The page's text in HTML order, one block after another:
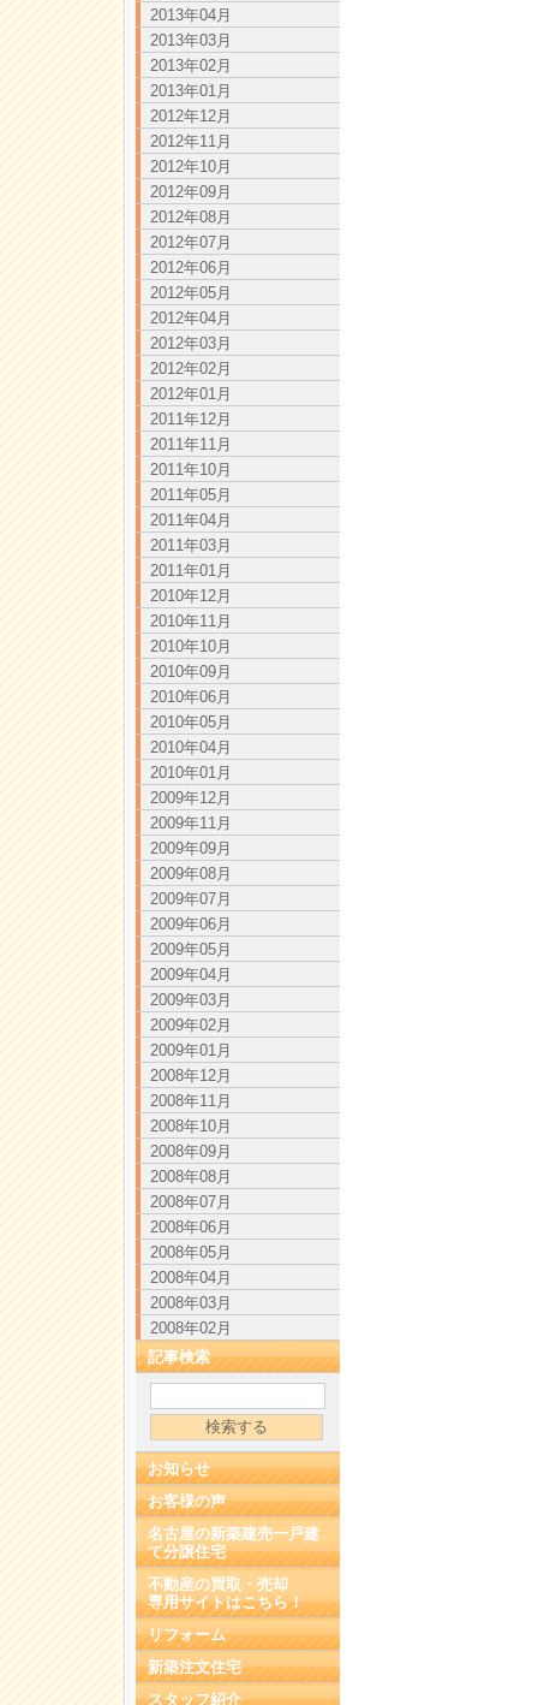
2013年04月
2013年03月
2013年02月
2013年01月
2012年12月
2012年11月
2012年10月
2012年09月
2012年08月
2012年07月
2012年06月
2012年05月
2012年04月
2012年03月
2012年02月
2012年01月
2011年12月
2011年11月
2011年10月
2011年05月
2011年04月
2011年03月
2011年01月
2010年12月
2010年11月
2010年10月
2010年09月
2010年06月
2010年05月
2010年04月
2010年01月
2009年12月
2009年11月
2009年09月
2009年08月
2009年07月
2009年06月
2009年05月
2009年04月
2009年03月
2009年02月
2009年01月
2008年12月
2008年11月
2008年10月
2008年09月
2008年08月
2008年07月
2008年06月
2008年05月
2008年04月
2008年03月
2008年02月
記事検索
お知らせ
お客様の声
名古屋の新築建売一戸建
て分譲住宅
不動産の買取・売却
専用サイトはこちら！
リフォーム
新築注文住宅
スタッフ紹介